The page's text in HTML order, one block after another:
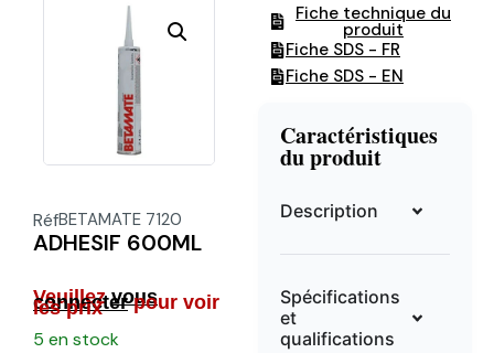
RéfBETAMATE 7120
ADHESIF 600ML
Veuillezvous
connecterpour voir
les prix
5 en stock
Fiche technique du
produit
Fiche SDS - FR
Fiche SDS - EN
Caractéristiques
du produit
Description
Spécifications
et
qualifications